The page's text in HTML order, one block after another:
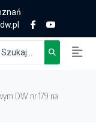
DW nr 179 na